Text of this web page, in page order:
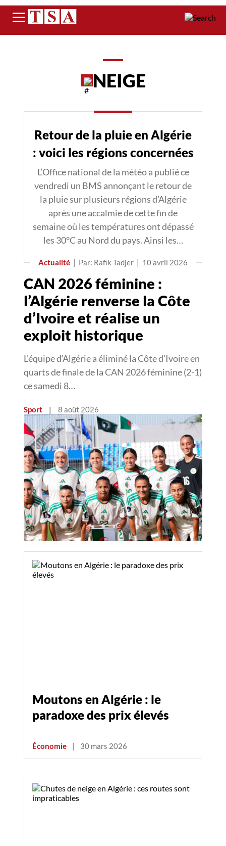
Menu
NEIGE
Retour de la pluie en Algérie
: voici les régions concernées
L’Office national de la météo a publié ce
vendredi un BMS annonçant le retour de
la pluie sur plusieurs régions d’Algérie
après une accalmie de cette fin de
semaine où les températures ont dépassé
les 30°C au Nord du pays. Ainsi les…
Actualité | Par: Rafik Tadjer | 10 avril 2026
CAN 2026 féminine :
l’Algérie renverse la Côte
d’Ivoire et réalise un
exploit historique
L’équipe d’Algérie a éliminé la Côte d’Ivoire en
quarts de finale de la CAN 2026 féminine (2-1)
ce samedi 8…
Sport | 8 août 2026
Moutons en Algérie : le
paradoxe des prix élevés
Économie | 30 mars 2026